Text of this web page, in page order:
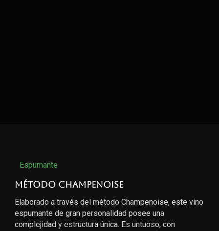
Espumante
Método Champenoise
Elaborado a través del método Champenoise, este vino
espumante de gran personalidad posee una
complejidad y estructura única. Es untuoso, con